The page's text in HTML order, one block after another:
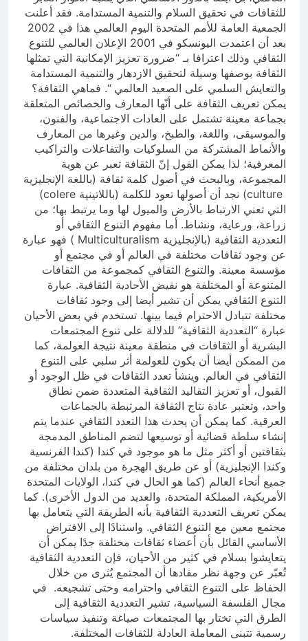
للثقافات في تحقيق السلام والتنمية المستدامة. فقد أعلنت
الجمعية العامة للأمم المتحدة اليوم العالمي هذا في 2002
بعد أن اعتمدت اليونسكو في 2001 الإعلان العالمي للتنوع
الثقافي وذلك اعترافا بـ “ضرورة تعزيز الإمكانية التي تمثلها
الثقافة بوصفها وسيلة لتحقيق الازدهار والتنمية المستدامة
والتعايش السلمي على الصعيد العالمي “. فماهي الثقافة؟
يمكن تعريف الثقافة على أنّها المعارف والخصائص المتعلقة
بجماعة معينة تشتمل على العادات الاجتماعية، والفنون،
والموسيقى، واللغة، والطبخ، والدين وغيرها من المعارف
والأنماط المشتركة من السلوكيات والتفاعلات والتراكيب
المعرفية؛ لذا يمكن القول إنّ الثقافة تعبر عن هوية
المجموعة، وبالبحث في أصول كلمة ثقافة (باللغة الإنجليزية
culture) نجد أن أصولها تعود للكلمة (باللاتينية colere)
التي تعني الارتباط بالأرض والميول لها وما يرتبط بها؛ من
زراعة، ورعاية، ونشاط. أما مفهوم التنوع الثقافي أو
التعددية الثقافية (بالإنجليزية Multiculturalism )‏ فهو عبارة
عن وجود ثقافات مختلفة في العالم أو في مجتمع أو
مؤسسة معينة. والتنوع الثقافي كمجموعة من الثقافات
المتنوعة أو المختلفة هو نقيض الأحادية الثقافية. عبارة
التنوع الثقافي يمكن أن تشير أيضا إلى وجود ثقافات
مختلفة تتبادل الاحترام فيما بينها. تستخدم في بعض الأحيان
عبارة “التعددية الثقافية” للدلالة على تنوع المجتمعات
البشرية أو الثقافات في منطقة معينة نتيجة العولمة، كما
من الممكن أيضا أن يكون للعولمة أثر سلبي على التنوع
الثقافي في العالم. وينشأ تعدد الثقافات في ظل الوجود أو
القبول، أو تعزيز التقاليد الثقافية المتعددة ضمن نطاق
واحد، وتعتبر عادة نتاج الثقافة المرتبطة بالجماعات
العرقية. كما يمكن أن يحدث هذا التعدد الثقافي عندما يتم
إنشاء سلطة قضائية أو توسيعها لتضم المناطق المدمجة
بثقافتين أو أكثر مثل ما هو موجود في كندا (كندا الفرنسية
وكندا الإنجليزية) أو عن طريق الهجرة من بلدان مختلفة من
جميع أنحاء العالم (كما هو الحال في كندا، الولايات المتحدة
الأمريكية، المملكة المتحدة، والعديد من الدول الأخرى). كما
يمكن تعريف التعددية الثقافية بأنه الطريقة التي يتعامل بها
مجتمع معين مع التنوع الثقافي. واستنادًا إلى الافتراض
الأساسي القائل بأن أعضاء ثقافات مختلفة جدًا يمكن أن
يتعايشوا بسلام في كثير من الأحيان، فإن التعددية الثقافية
تُعبّر عن وجهة نظر مفادها أن المجتمع يُثرى من خلال
الحفاظ على التنوع الثقافي واحترامه وحتى تشجيعه. في
مجال الفلسفة السياسية، تشير التعددية الثقافية إلى
الطرق التي تختار بها المجتمعات صياغة وتنفيذ سياسات
رسمية تتبنى المعاملة العادلة للثقافات المختلفة.